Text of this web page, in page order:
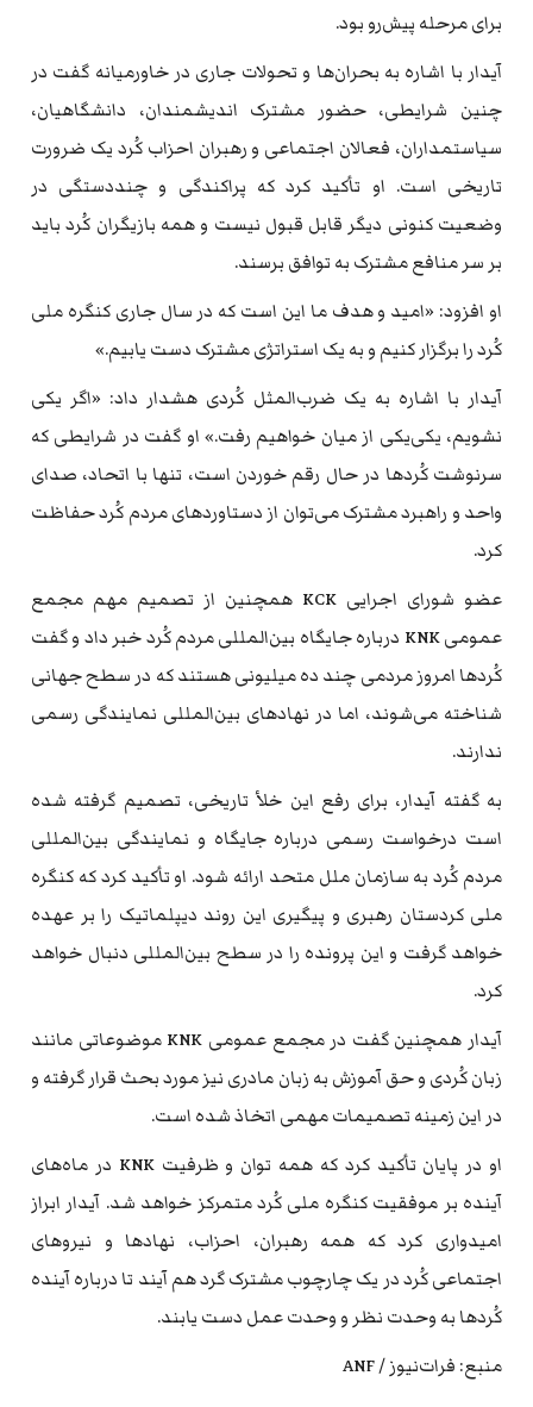
برای مرحله پیش‌رو بود.
آیدار با اشاره به بحران‌ها و تحولات جاری در خاورمیانه گفت در
چنین شرایطی، حضور مشترک اندیشمندان، دانشگاهیان،
سیاستمداران، فعالان اجتماعی و رهبران احزاب کُرد یک ضرورت
تاریخی است. او تأکید کرد که پراکندگی و چنددستگی در
وضعیت کنونی دیگر قابل قبول نیست و همه بازیگران کُرد باید
بر سر منافع مشترک به توافق برسند.
او افزود: «امید و هدف ما این است که در سال جاری کنگره ملی
کُرد را برگزار کنیم و به یک استراتژی مشترک دست یابیم.»
آیدار با اشاره به یک ضرب‌المثل کُردی هشدار داد: «اگر یکی
نشویم، یکی‌یکی از میان خواهیم رفت.» او گفت در شرایطی که
سرنوشت کُردها در حال رقم خوردن است، تنها با اتحاد، صدای
واحد و راهبرد مشترک می‌توان از دستاوردهای مردم کُرد حفاظت
کرد.
عضو شورای اجرایی KCK همچنین از تصمیم مهم مجمع
عمومی KNK درباره جایگاه بین‌المللی مردم کُرد خبر داد و گفت
کُردها امروز مردمی چند ده میلیونی هستند که در سطح جهانی
شناخته می‌شوند، اما در نهادهای بین‌المللی نمایندگی رسمی
ندارند.
به گفته آیدار، برای رفع این خلأ تاریخی، تصمیم گرفته شده
است درخواست رسمی درباره جایگاه و نمایندگی بین‌المللی
مردم کُرد به سازمان ملل متحد ارائه شود. او تأکید کرد که کنگره
ملی کردستان رهبری و پیگیری این روند دیپلماتیک را بر عهده
خواهد گرفت و این پرونده را در سطح بین‌المللی دنبال خواهد
کرد.
آیدار همچنین گفت در مجمع عمومی KNK موضوعاتی مانند
زبان کُردی و حق آموزش به زبان مادری نیز مورد بحث قرار گرفته و
در این زمینه تصمیمات مهمی اتخاذ شده است.
او در پایان تأکید کرد که همه توان و ظرفیت KNK در ماه‌های
آینده بر موفقیت کنگره ملی کُرد متمرکز خواهد شد. آیدار ابراز
امیدواری کرد که همه رهبران، احزاب، نهادها و نیروهای
اجتماعی کُرد در یک چارچوب مشترک گرد هم آیند تا درباره آینده
کُردها به وحدت نظر و وحدت عمل دست یابند.
منبع: فرات‌نیوز / ANF